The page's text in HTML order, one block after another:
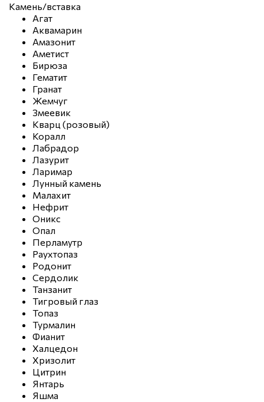
Камень/вставка
Агат
Аквамарин
Амазонит
Аметист
Бирюза
Гематит
Гранат
Жемчуг
Змеевик
Кварц (розовый)
Коралл
Лабрадор
Лазурит
Ларимар
Лунный камень
Малахит
Нефрит
Оникс
Опал
Перламутр
Раухтопаз
Родонит
Сердолик
Танзанит
Тигровый глаз
Топаз
Турмалин
Фианит
Халцедон
Хризолит
Цитрин
Янтарь
Яшма